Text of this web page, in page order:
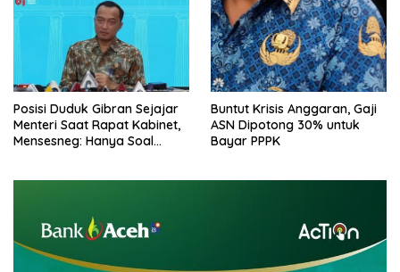
Posisi Duduk Gibran Sejajar
Menteri Saat Rapat Kabinet,
Mensesneg: Hanya Soal
Buntut Krisis Anggaran, Gaji
ASN Dipotong 30% untuk
Bayar PPPK